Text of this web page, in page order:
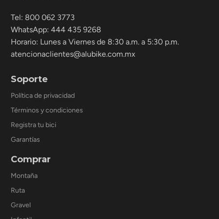
Tel: 800 062 3773
WhatsApp: 444 435 9268
Horario: Lunes a Viernes de 8:30 a.m. a 5:30 p.m.
atencionaclientes@alubike.com.mx
Soporte
Política de privacidad
Términos y condiciones
Registra tu bici
Garantías
Comprar
Montaña
Ruta
Gravel